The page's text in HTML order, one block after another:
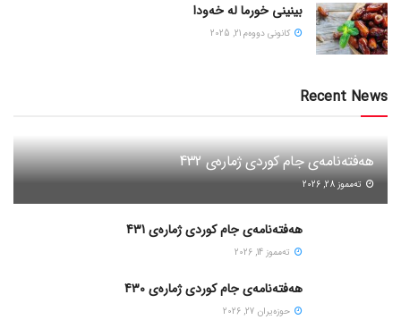
بینینی خورما لە خەودا
كانونی دووه‌م 21, 2025
Recent News
هەفتەنامەی جام کوردی ژمارەی 432
ته‌مموز 28, 2026
هەفتەنامەی جام کوردی ژمارەی 431
ته‌مموز 14, 2026
هەفتەنامەی جام کوردی ژمارەی 430
حوزه‌یران 27, 2026